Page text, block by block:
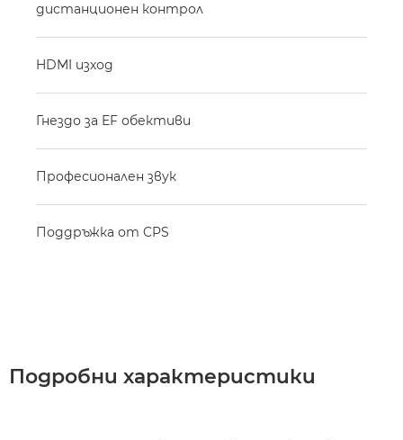
дистанционен контрол
HDMI изход
Гнездо за EF обективи
Професионален звук
Поддръжка от CPS
Подробни характеристики